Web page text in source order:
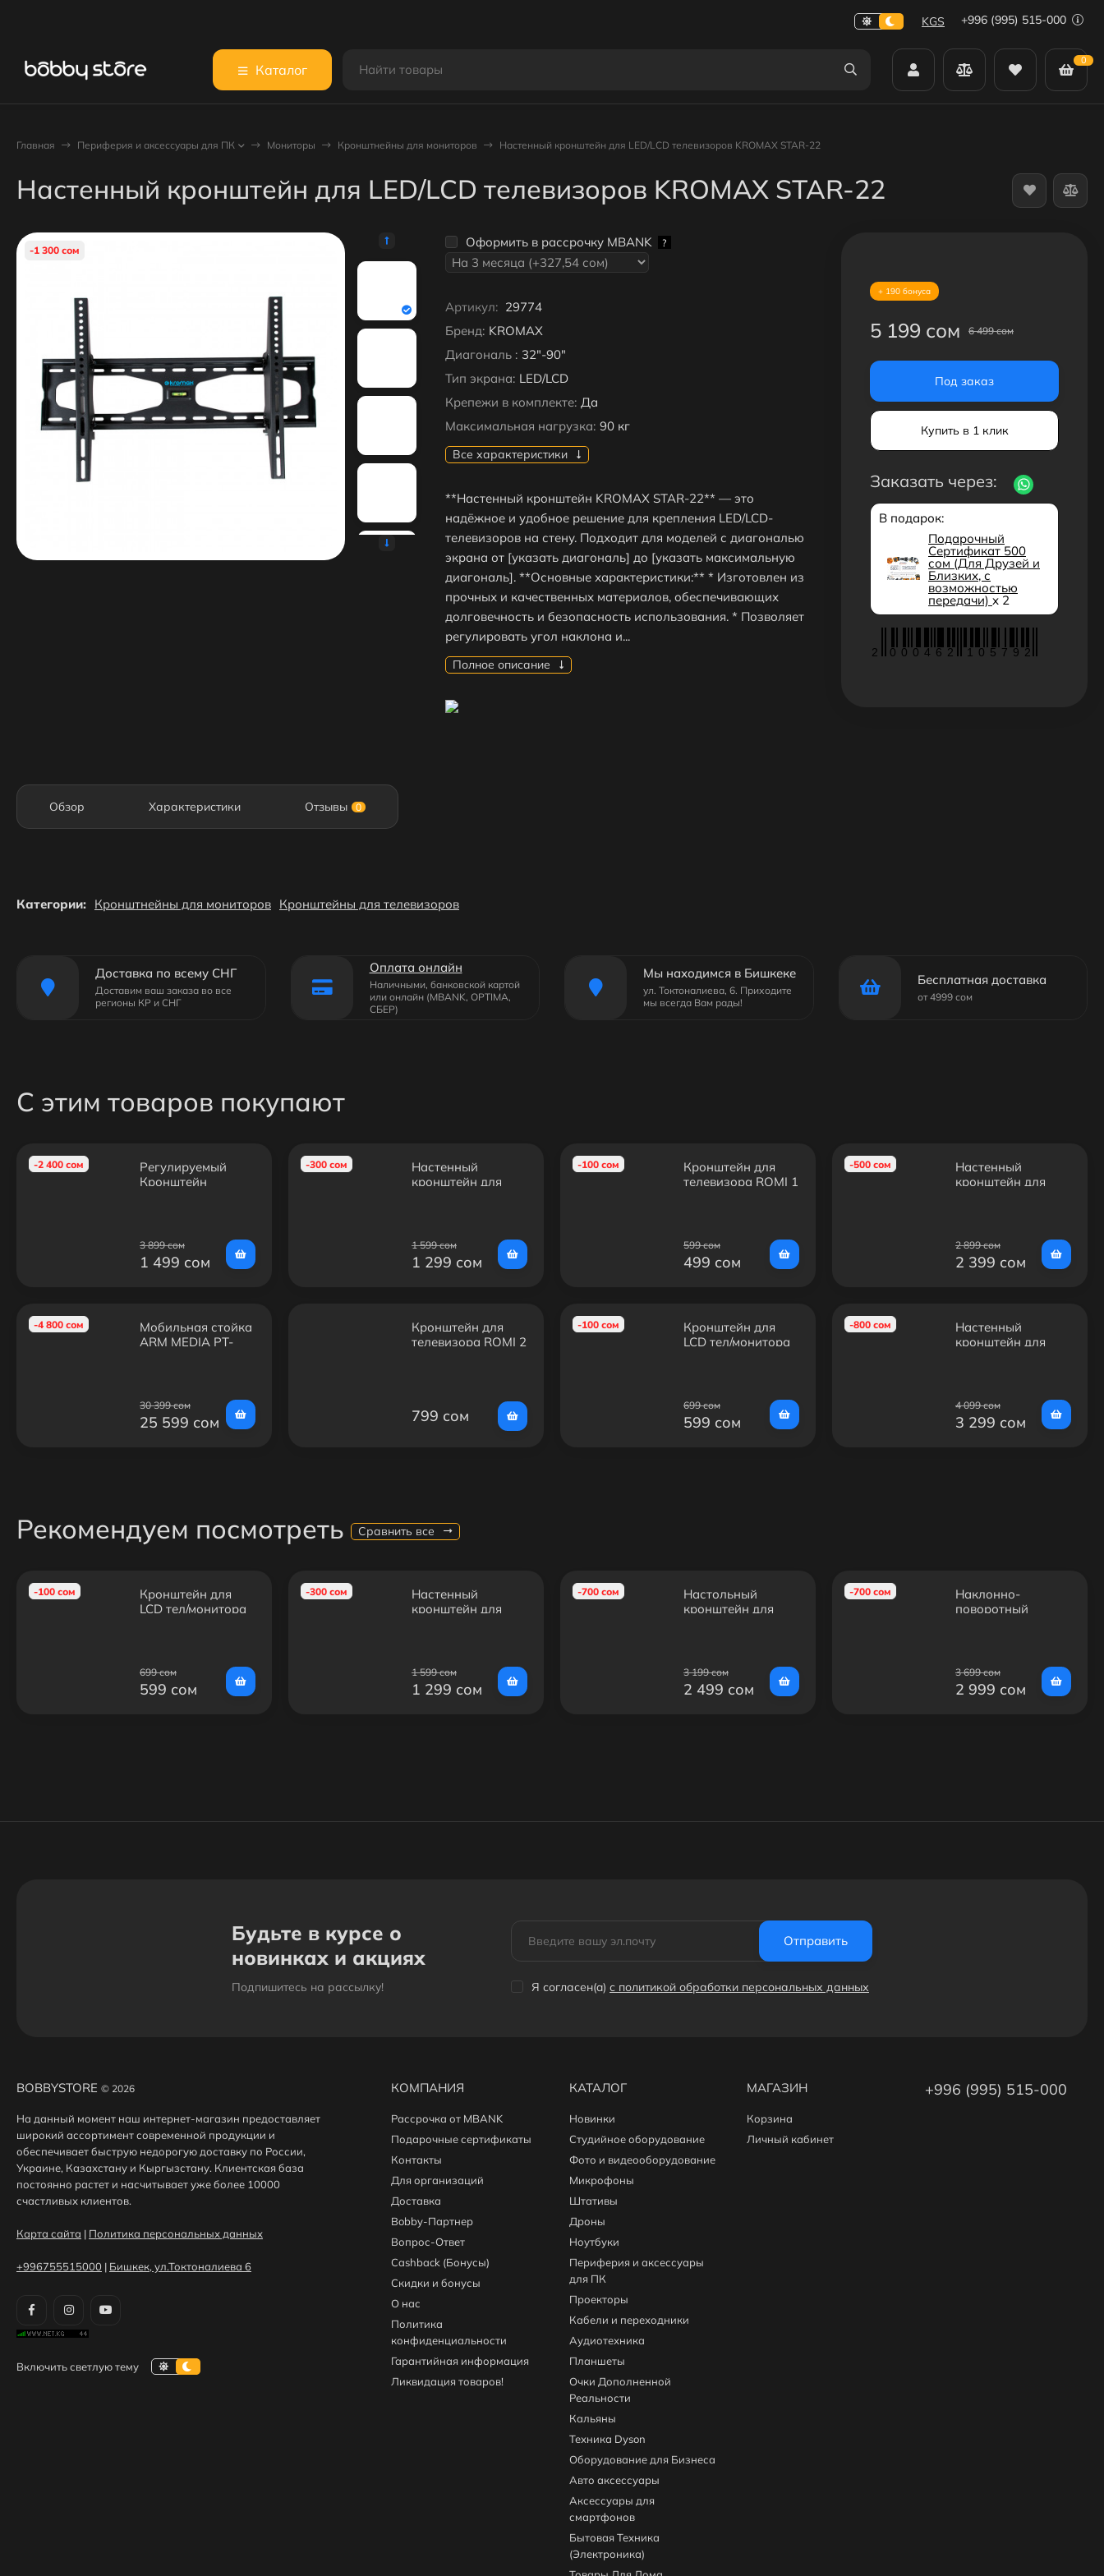
KGS +996 (995) 515-000
Каталог
0
Главная Периферия и аксессуары для ПК Мониторы Кронштнейны для мониторов Настенный кронштейн для LED/LCD телевизоров KROMAX STAR-22
Настенный кронштейн для LED/LCD телевизоров KROMAX STAR-22
-1 300 сом
Оформить в рассрочку MBANK ?
Артикул: 29774
Бренд: KROMAX
Диагональ : 32"-90"
Тип экрана: LED/LCD
Крепежи в комплекте: Да
Максимальная нагрузка: 90 кг
Все характеристики
**Настенный кронштейн KROMAX STAR-22** — это
надёжное и удобное решение для крепления LED/LCD-
телевизоров на стену. Подходит для моделей с диагональю
экрана от [указать диагональ] до [указать максимальную
диагональ]. **Основные характеристики:** * Изготовлен из
прочных и качественных материалов, обеспечивающих
долговечность и безопасность использования. * Позволяет
регулировать угол наклона и...
Полное описание
+ 190 бонуса
5 199 сом 6 499 сом
Под заказ
Купить в 1 клик
Заказать через:
В подарок:
Подарочный
Сертификат 500
сом (Для Друзей и
Близких, с
возможностью
передачи) x 2
2 0 0 0 4 6 2 1 0 5 7 9 2
Обзор Характеристики Отзывы 0
Категории: Кронштнейны для мониторов Кронштейны для телевизоров
Доставка по всему СНГ
Доставим ваш заказа во все
регионы КР и СНГ
Оплата онлайн
Наличными, банковской картой
или онлайн (MBANK, OPTIMA,
СБЕР)
Мы находимся в Бишкеке
ул. Токтоналиева, 6. Приходите
мы всегда Вам рады!
Бесплатная доставка
от 4999 сом
С этим товаров покупают
-2 400 сом
Регулируемый
Кронштейн
3 899 сом
1 499 сом
-4 800 сом
Мобильная стойка
ARM MEDIA PT-
30 399 сом
25 599 сом
-300 сом
Настенный
кронштейн для
1 599 сом
1 299 сом
Кронштейн для
телевизора ROMI 2
799 сом
-100 сом
Кронштейн для
телевизора ROMI 1
599 сом
499 сом
-100 сом
Кронштейн для
LCD тел/монитора
699 сом
599 сом
-500 сом
Настенный
кронштейн для
2 899 сом
2 399 сом
-800 сом
Настенный
кронштейн для
4 099 сом
3 299 сом
Рекомендуем посмотреть Сравнить все
-100 сом
Кронштейн для
LCD тел/монитора
699 сом
599 сом
-300 сом
Настенный
кронштейн для
1 599 сом
1 299 сом
-700 сом
Настольный
кронштейн для
3 199 сом
2 499 сом
-700 сом
Наклонно-
поворотный
3 699 сом
2 999 сом
Будьте в курсе о
новинках и акциях
Подпишитесь на рассылкy!
Отправить
Я согласен(a) с политикой обработки персональных данных
BOBBYSTORE © 2026
На данный момент наш интернет-магазин предоставляет
широкий ассортимент современной продукции и
обеспечивает быструю недорогую доставку по России,
Украине, Казахстану и Кыргызстану. Клиентская база
постоянно растет и насчитывает уже более 10000
счастливых клиентов.
Карта сайта | Политика персональных данных
+996755515000 | Бишкек, ул.Токтоналиева 6
КОМПАНИЯ
Рассрочка от MBANK
Подарочные сертификаты
Контакты
Для организаций
Доставка
Bobby-Партнер
Вопрос-Ответ
Cashback (Бонусы)
Скидки и бонусы
О нас
Политика
конфиденциальности
Гарантийная информация
Ликвидация товаров!
КАТАЛОГ
Новинки
Студийное оборудование
Фото и видеооборудование
Микрофоны
Штативы
Дроны
Ноутбуки
Периферия и аксессуары
для ПК
Проекторы
Кабели и переходники
Аудиотехника
Планшеты
Очки Дополненной
Реальности
Кальяны
Техника Dyson
Оборудование для Бизнеса
Авто аксессуары
Аксессуары для
смартфонов
Бытовая Техника
(Электроника)
МАГАЗИН
Корзина
Личный кабинет
+996 (995) 515-000